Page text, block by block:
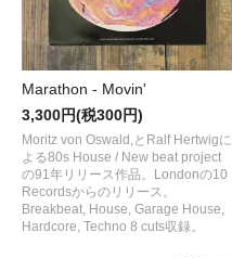
Marathon - Movin'
3,300円(税300円)
Moritz von Oswald,とRalf Hertwigに
よる80s House / New beat project
の91年リリース作品。Londonの10
Recordsからのリリース。
Breakbeat, House, Garage House,
Hardcore, Techno 8 cuts収録。